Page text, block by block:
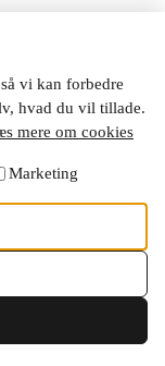
Jeg gad godt
jeg har
daglig
fast i min
kort resumé af,
om den.
der
og opnår mere.
på en opgave
vi kan forbedre
hvad du vil tillade.
mere om cookies
Marketing